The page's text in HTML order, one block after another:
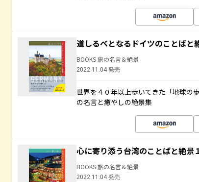
道しるべとなるドイツのことばと
BOOKS 旅の名言＆絶景
2022.11.04 発売
世界を４０年以上歩いてきた「地球の
の名言と癒やしの絶景集
心に寄り添う台湾のことばと絶景
BOOKS 旅の名言＆絶景
2022.11.04 発売